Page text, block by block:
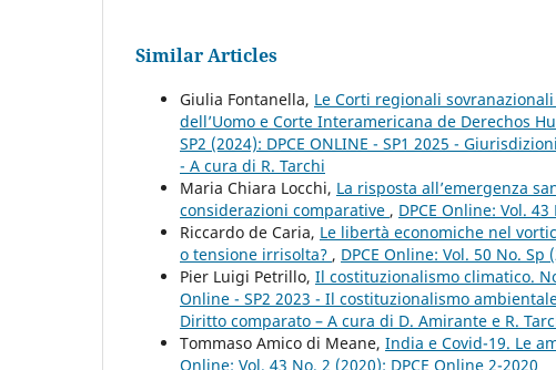
Similar Articles
Giulia Fontanella, Le Corti regionali
dell’Uomo e Corte Interamericana de Derechos
SP2 (2024): DPCE ONLINE - SP1 2025 -
- A cura di R. Tarchi
Maria Chiara Locchi, La risposta all’emergenza
considerazioni comparative , DPCE Online: Vol.
Riccardo de Caria, Le libertà economiche nel
o tensione irrisolta? , DPCE Online: Vol. 50 No. Sp
Pier Luigi Petrillo, Il costituzionalismo climatico.
Online - SP2 2023 - Il costituzionalismo
Diritto comparato – A cura di D. Amirante e R.
Tommaso Amico di Meane, India e Covid-19. Le
Online: Vol. 43 No. 2 (2020): DPCE Online 2-2020